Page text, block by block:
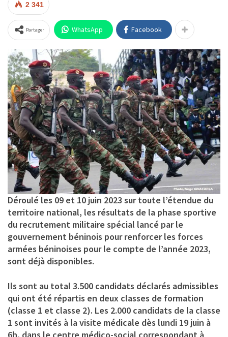
2 341
Partager WhatsApp Facebook
Déroulé les 09 et 10 juin 2023 sur toute l’étendue du
territoire national, les résultats de la phase sportive
du recrutement militaire spécial lancé par le
gouvernement béninois pour renforcer les forces
armées béninoises pour le compte de l’année 2023,
sont déjà disponibles.
Ils sont au total 3.500 candidats déclarés admissibles
qui ont été répartis en deux classes de formation
(classe 1 et classe 2). Les 2.000 candidats de la classe
1 sont invités à la visite médicale dès lundi 19 juin à